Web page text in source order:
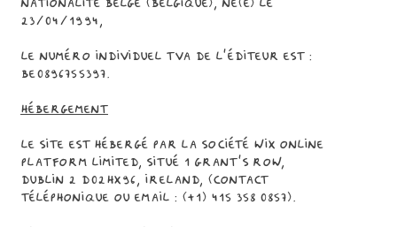
nationalité Belge (Belgique), né(e) le
23/04/1994,
Le numéro individuel TVA de l’éditeur est :
BE0896755397.
Hébergement
Le Site est hébergé par la société Wix Online
Platform Limited, situé 1 Grant’s Row,
Dublin 2 D02HX96, Ireland, (contact
téléphonique ou email : (+1) 415 358 0857).